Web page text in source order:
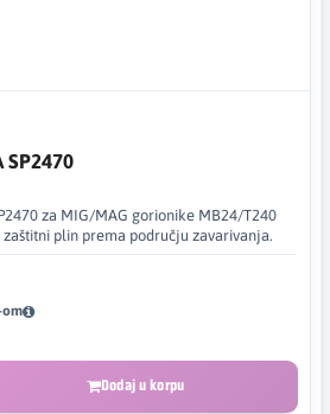
SP2470
za MIG/MAG gorionike MB24/T240
plin prema području zavarivanja.
om
Dodaj u korpu